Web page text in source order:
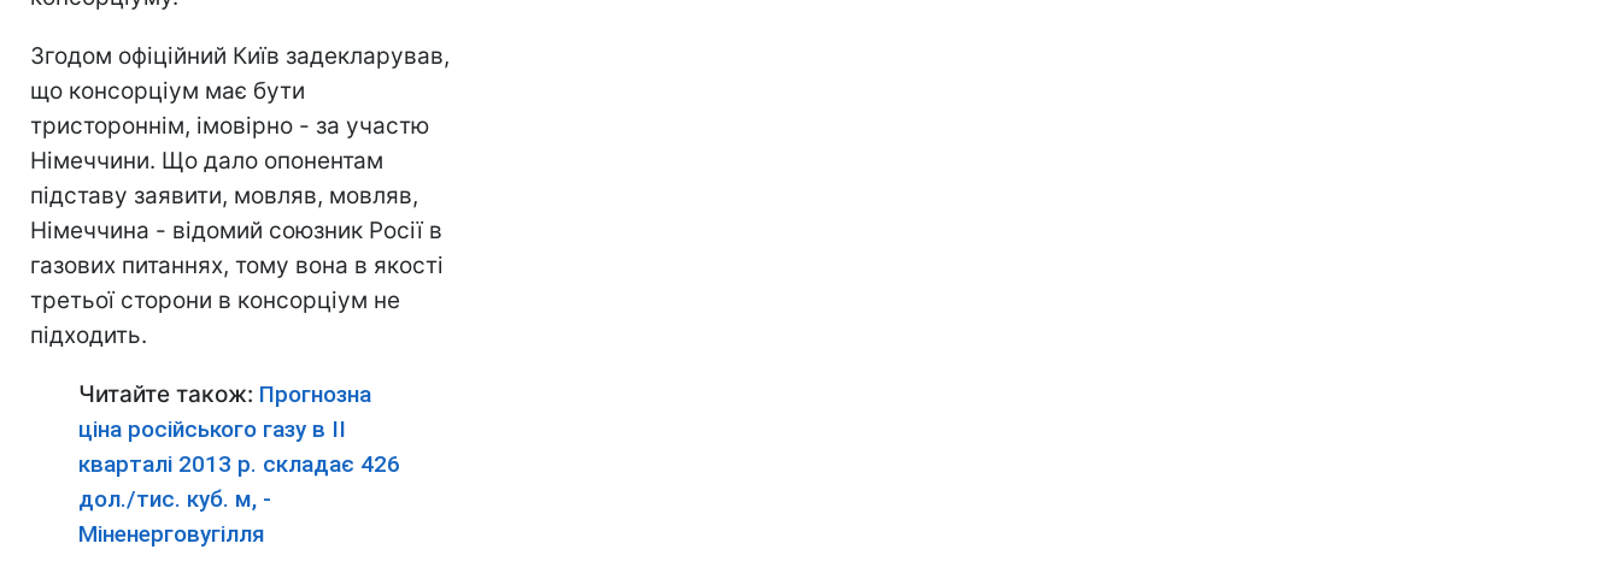
Згодом офіційний Київ задекларував,
що консорціум має бути
тристороннім, імовірно - за участю
Німеччини. Що дало опонентам
підставу заявити, мовляв, мовляв,
Німеччина - відомий союзник Росії в
газових питаннях, тому вона в якості
третьої сторони в консорціум не
підходить.
Читайте також: Прогнозна
ціна російського газу в II
кварталі 2013 р. складає 426
дол./тис. куб. м, -
Міненерговугілля